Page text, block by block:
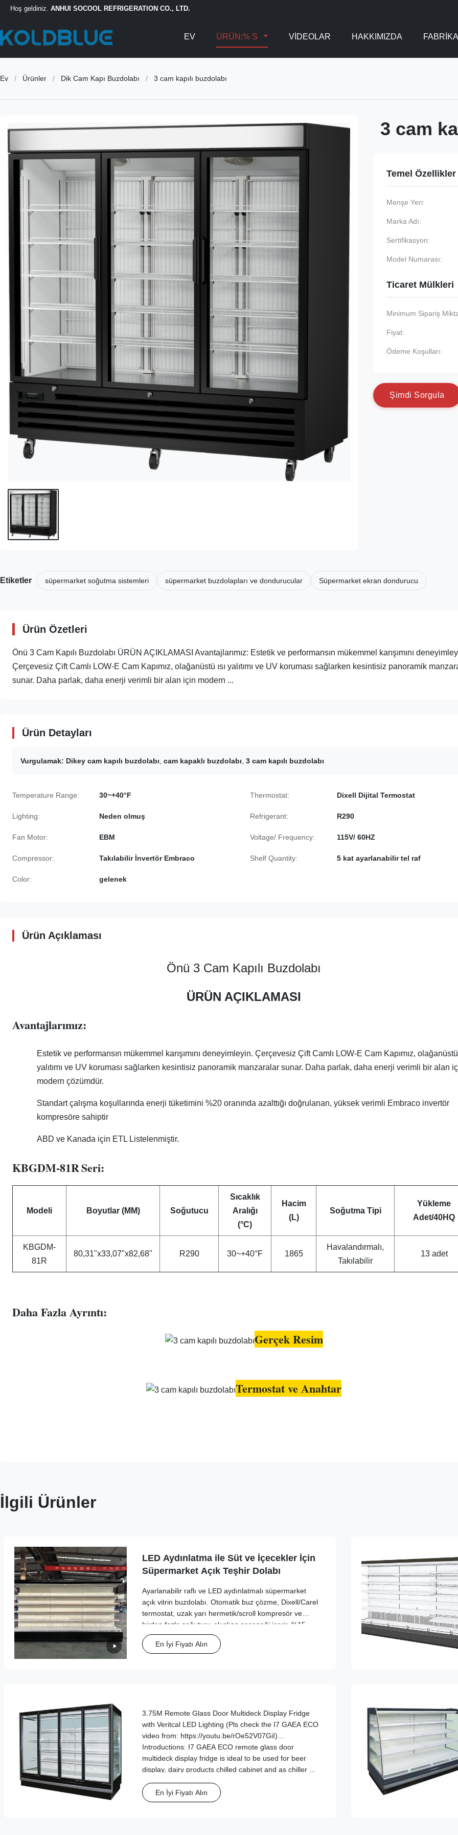
Hoş geldiniz. ANHUI SOCOOL REFRIGERATION CO., LTD.
EV ÜRÜN:% S VİDEOLAR HAKKIMIZDA
Ev / Ürünler / Dik Cam Kapı Buzdolabı / 3 cam kapılı buzdolabı
3 cam
Temel Özellikler
Menşe Yeri:
Marka Adı:
Sertifikasyon:
Model Numarası:
Ticaret Mülkleri
Minimum Sipariş
Fiyat:
Ödeme Koşulları:
Şimdi Sorgu a
Etiketler süpermarket soğutma sistemleri süpermarket buzdolapları ve dondurucular Süpermarket ekran dondurucu
Ürün Özetleri
Önü 3 Cam Kapılı Buzdolabı ÜRÜN AÇIKLAMASI Avantajlarımız: Estetik ve performansın mükemmel karışımını
Çerçevesiz Çift Camlı LOW-E Cam Kapımız, olağanüstü ısı yalıtımı ve UV koruması sağlarken kesintisiz panoramik
sunar. Daha parlak, daha enerji verimli bir alan için modern ...
Ürün Detayları
Vurgulamak: Dikey cam kapılı buzdolabı cam kapaklı buzdolabı 3 cam kapılı buzdolabı
Temperature Range: 30~+40°F Thermostat: Dixell Dijital Termostat
Lighting: Neden olmuş Refrigerant: R290
Fan Motor: EBM Voltage/ Frequency: 115V/ 60HZ
Compressor: Takılabilir İnvertör Embraco Shelf Quantity: 5 kat ayarlanabilir tel raf
Color: gelenek
Ürün Açıklaması
Önü 3 Cam Kapılı Buzdolabı
ÜRÜN AÇIKLAMASI
Avantajlarımız:
Estetik ve performansın mükemmel karışımını deneyimleyin. Çerçevesiz Çift Camlı LOW-E Cam Kapımız, olağanüstü
yalıtımı ve UV koruması sağlarken kesintisiz panoramik manzaralar sunar. Daha parlak, daha enerji verimli bir alan
modern çözümdür.
Standart çalışma koşullarında enerji tüketimini %20 oranında azalttığı doğrulanan, yüksek verimli Embraco invertör
kompresöre sahiptir
ABD ve Kanada için ETL Listelenmiştir.​
KBGDM-81RSeri:
Modeli Boyutlar (MM) Soğutucu
Sıcaklık
Aralığı
(°C)
Hacim
(L)
Soğutma Tipi
Yükleme
Adet/40HQ
KBGDM-
81R
80,31"x33,07"x82,68" R290 30~+40°F 1865
Havalandırmalı,
Takılabilir
13 adet
Daha Fazla Ayrıntı:
Gerçek Resim
Termostat ve Anahtar
İlgili Ürünler
LED Aydınlatma ile Süt ve İçecekler İçin
Süpermarket Açık Teşhir Dolabı
Ayarlanabilir raflı ve LED aydınlatmalı süpermarket
açık vitrin buzdolabı. Otomatik buz çözme, Dixell/Carel
termostat, uzak yarı hermetik/scroll kompresör ve
birden fazla soğutucu akışkan seçeneği içerir. %15
enerji tasarrufu, optimize edilmiş alan kullanımı ve özel
renk seçenekleri sunar.
En İyi Fiyatı Alın
3.75M Remote Glass Door Multideck Display Fridge
with Veritcal LED Lighting (Pls check the I7 GAEA ECO
video from: https://youtu.be/rOe52V07GiI)
Introductions: I7 GAEA ECO remote glass door
multideck display fridge is ideal to be used for beer
display, dairy products chilled cabinet and as chiller ...
En İyi Fiyatı Alın